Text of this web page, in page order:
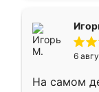
6
На самом